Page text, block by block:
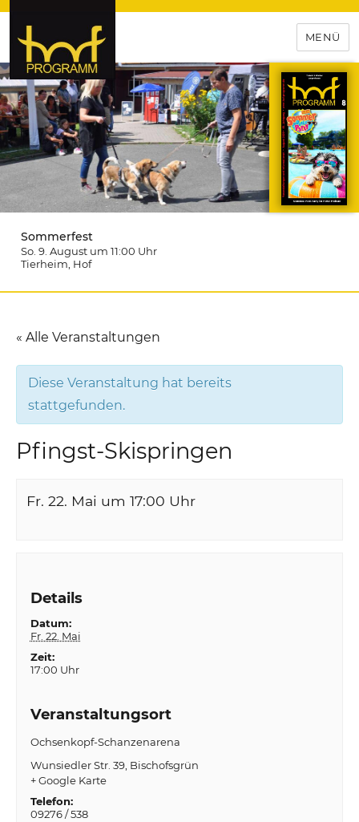
hof-programm – das
Veranstaltungsportal für
Hochfranken
MENÜ
Sommerfest
So. 9. August um 11:00 Uhr
Tierheim , Hof
« Alle Veranstaltungen
Diese Veranstaltung hat bereits
stattgefunden.
Pfingst-Skispringen
Fr. 22. Mai um 17:00 Uhr
Details
Datum:
Fr. 22. Mai
Zeit:
17:00 Uhr
Veranstaltungsort
Ochsenkopf-Schanzenarena
Wunsiedler Str. 39 Bischofsgrün
+ Google Karte
Telefon:
09276 / 538